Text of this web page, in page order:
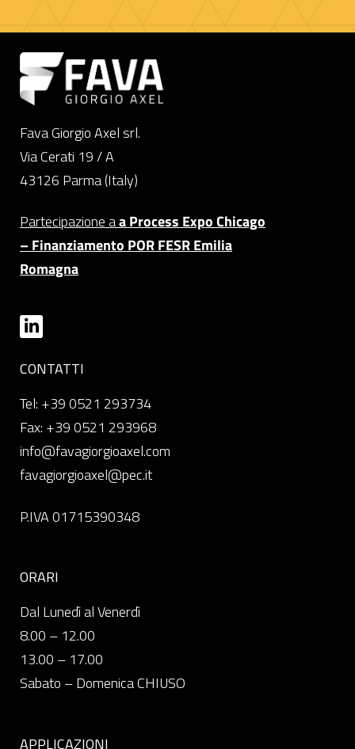
Fava Giorgio Axel srl.
Via Cerati 19 / A
43126 Parma (Italy)
Partecipazione aa Process Expo Chicago
– Finanziamento POR FESR Emilia
Romagna
CONTATTI
Tel: +39 0521 293734
Fax: +39 0521 293968
info@favagiorgioaxel.com
favagiorgioaxel@pec.it
P.IVA 01715390348
ORARI
Dal Lunedì al Venerdì
8.00 – 12.00
13.00 – 17.00
Sabato – Domenica CHIUSO
APPLICAZIONI